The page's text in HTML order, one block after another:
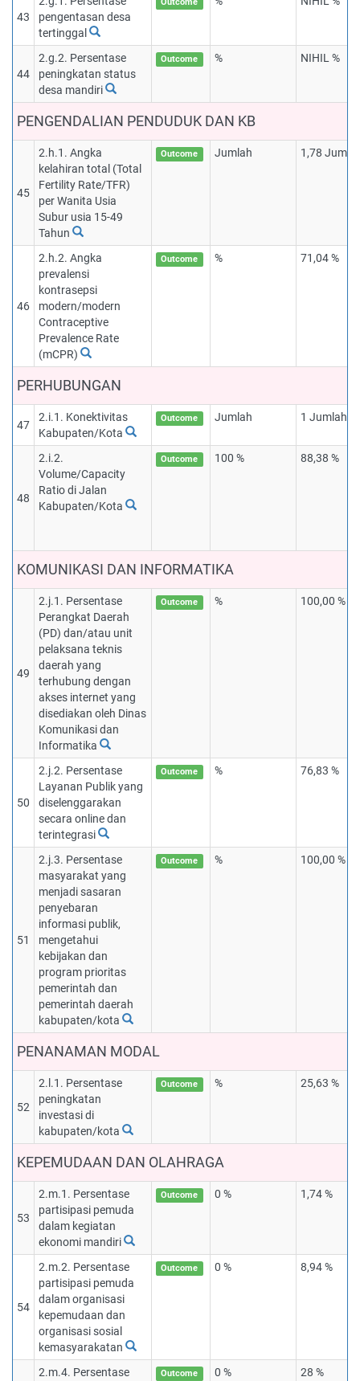
43
pengentasan desa
tertinggal
Outcome
44
2.g.2. Persentase
peningkatan status
desa mandiri
Outcome % NIHIL %
PENGENDALIAN PENDUDUK DAN KB
45
2.h.1. Angka
kelahiran total (Total
Fertility Rate/TFR)
per Wanita Usia
Subur usia 15-49
Tahun
Outcome Jumlah 1,78
46
2.h.2. Angka
prevalensi
kontrasepsi
modern/modern
Contraceptive
Prevalence Rate
(mCPR)
Outcome % 71,04 %
PERHUBUNGAN
47
2.i.1. Konektivitas
Kabupaten/Kota
Outcome Jumlah 1 Jumlah
48
2.i.2.
Volume/Capacity
Ratio di Jalan
Kabupaten/Kota
Outcome 100 % 88,38 %
KOMUNIKASI DAN INFORMATIKA
49
2.j.1. Persentase
Perangkat Daerah
(PD) dan/atau unit
pelaksana teknis
daerah yang
terhubung dengan
akses internet yang
disediakan oleh Dinas
Komunikasi dan
Informatika
Outcome % 100,00 %
50
2.j.2. Persentase
Layanan Publik yang
diselenggarakan
secara online dan
terintegrasi
Outcome % 76,83 %
51
2.j.3. Persentase
masyarakat yang
menjadi sasaran
penyebaran
informasi publik,
mengetahui
kebijakan dan
program prioritas
pemerintah dan
pemerintah daerah
kabupaten/kota
Outcome % 100,00 %
PENANAMAN MODAL
52
2.l.1. Persentase
peningkatan
investasi di
kabupaten/kota
Outcome % 25,63 %
KEPEMUDAAN DAN OLAHRAGA
53
2.m.1. Persentase
partisipasi pemuda
dalam kegiatan
ekonomi mandiri
Outcome 0 % 1,74 %
54
2.m.2. Persentase
partisipasi pemuda
dalam organisasi
kepemudaan dan
organisasi sosial
kemasyarakatan
Outcome 0 % 8,94 %
2.m.4. Persentase
Outcome 0 % 28 %